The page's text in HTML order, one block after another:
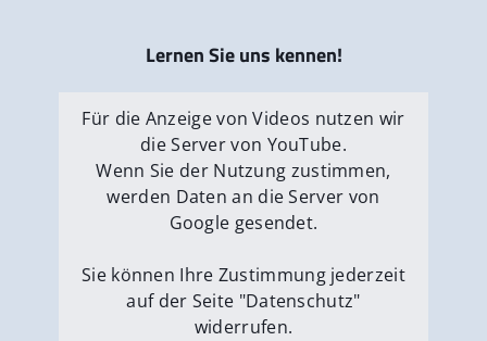
Lernen Sie uns kennen!
Für die Anzeige von Videos nutzen wir
die Server von YouTube.
Wenn Sie der Nutzung zustimmen,
werden Daten an die Server von
Google gesendet.
Sie können Ihre Zustimmung jederzeit
auf der Seite "Datenschutz"
widerrufen.